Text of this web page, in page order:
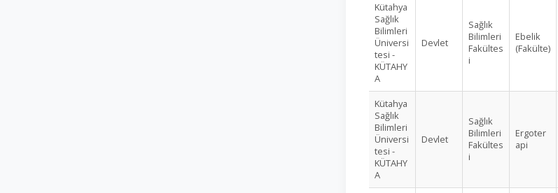
Kütahya
Sağlık
Bilimleri
Üniversi
tesi -
KÜTAHY
A
Devlet
Sağlık
Bilimleri
Fakültes
i
Ebelik
(Fakülte)
Kütahya
Sağlık
Bilimleri
Üniversi
tesi -
KÜTAHY
A
Devlet
Sağlık
Bilimleri
Fakültes
i
Ergoter
api